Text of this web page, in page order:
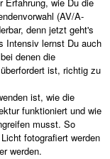
Erfahrung, wie Du die
(AV/A-
denn jetzt geht's
Intensiv lernst Du auch
denen die
ist, richtig zu
ist, wie die
funktioniert und wie
musst. So
fotografiert werden
werden.